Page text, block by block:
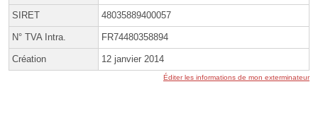
SIRET 48035889400057
N° TVA Intra. FR74480358894
Création 12 janvier 2014
Éditer les informations de mon exterminateur